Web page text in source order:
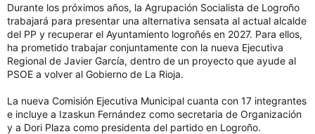
Durante los próximos años, la Agrupación Socialista de Logroño
trabajará para presentar una alternativa sensata al actual alcalde
del PP y recuperar el Ayuntamiento logroñés en 2027. Para ellos,
ha prometido trabajar conjuntamente con la nueva Ejecutiva
Regional de Javier García, dentro de un proyecto que ayude al
PSOE a volver al Gobierno de La Rioja.
La nueva Comisión Ejecutiva Municipal cuanta con 17 integrantes
e incluye a Izaskun Fernández como secretaria de Organización
y a Dori Plaza como presidenta del partido en Logroño.